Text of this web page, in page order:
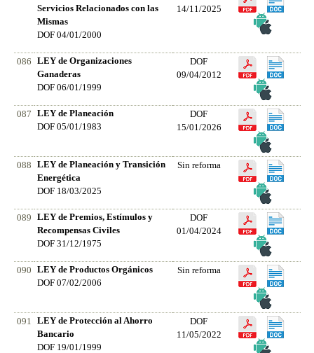
Servicios Relacionados con las
Mismas
DOF 04/01/2000
14/11/2025
086
LEY de Organizaciones
Ganaderas
DOF 06/01/1999
DOF
09/04/2012
087
LEY de Planeación
DOF 05/01/1983
DOF
15/01/2026
088
LEY de Planeación y Transición
Energética
DOF 18/03/2025
Sin reforma
089
LEY de Premios, Estímulos y
Recompensas Civiles
DOF 31/12/1975
DOF
01/04/2024
090
LEY de Productos Orgánicos
DOF 07/02/2006
Sin reforma
091
LEY de Protección al Ahorro
Bancario
DOF 19/01/1999
DOF
11/05/2022